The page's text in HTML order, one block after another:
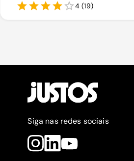
4 (19)
Siga nas redes sociais